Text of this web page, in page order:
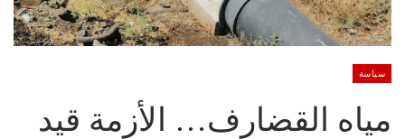
سياسة
مياه القضارف… الأزمة قيد